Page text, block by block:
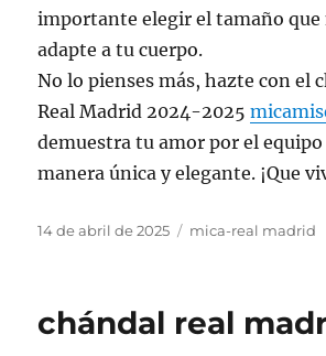
importante elegir el tamaño que
adapte a tu cuerpo.
No lo pienses más, hazte con el
Real Madrid 2024-2025
demuestra tu amor por el equipo
manera única y elegante. ¡Que
Publicado
14 de abril de 2025 Categorías
mica-real madrid
chándal real